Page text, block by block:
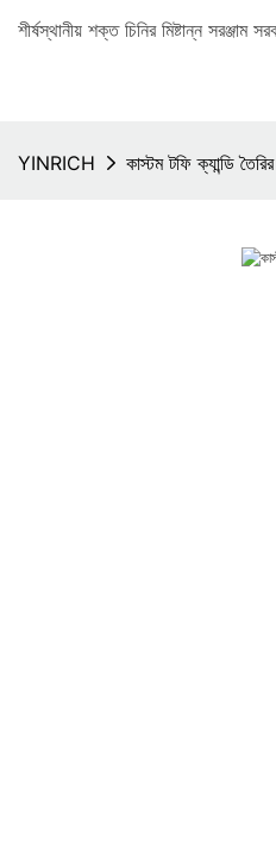
শীর্ষস্থানীয় শক্ত চিনির মিষ্টান্ন
YINRICH কাস্টম টফি ক্যান্ডি